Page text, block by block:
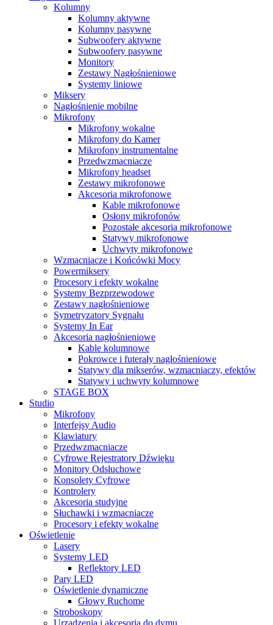
Kolumny
Kolumny aktywne
Kolumny pasywne
Subwoofery aktywne
Subwoofery pasywne
Monitory
Zestawy Nagłośnieniowe
Systemy liniowe
Miksery
Nagłośnienie mobilne
Mikrofony
Mikrofony wokalne
Mikrofony do Kamer
Mikrofony instrumentalne
Przedwzmacniacze
Mikrofony headset
Zestawy mikrofonowe
Akcesoria mikrofonowe
Kable mikrofonowe
Osłony mikrofonów
Pozostałe akcesoria mikrofonowe
Statywy mikrofonowe
Uchwyty mikrofonowe
Wzmacniacze i Końcówki Mocy
Powermiksery
Procesory i efekty wokalne
Systemy Bezprzewodowe
Zestawy nagłośnieniowe
Symetryzatory Sygnału
Systemy In Ear
Akcesoria nagłośnieniowe
Kable kolumnowe
Pokrowce i futerały nagłośnieniowe
Statywy dla mikserów, wzmacniaczy, efektów
Statywy i uchwyty kolumnowe
STAGE BOX
Studio
Mikrofony
Interfejsy Audio
Klawiatury
Przedwzmacniacze
Cyfrowe Rejestratory Dźwięku
Monitory Odsłuchowe
Konsolety Cyfrowe
Kontrolery
Akcesoria studyjne
Słuchawki i wzmacniacze
Procesory i efekty wokalne
Oświetlenie
Lasery
Systemy LED
Reflektory LED
Pary LED
Oświetlenie dynamiczne
Głowy Ruchome
Stroboskopy
Urządzenia i akcesoria do dymu